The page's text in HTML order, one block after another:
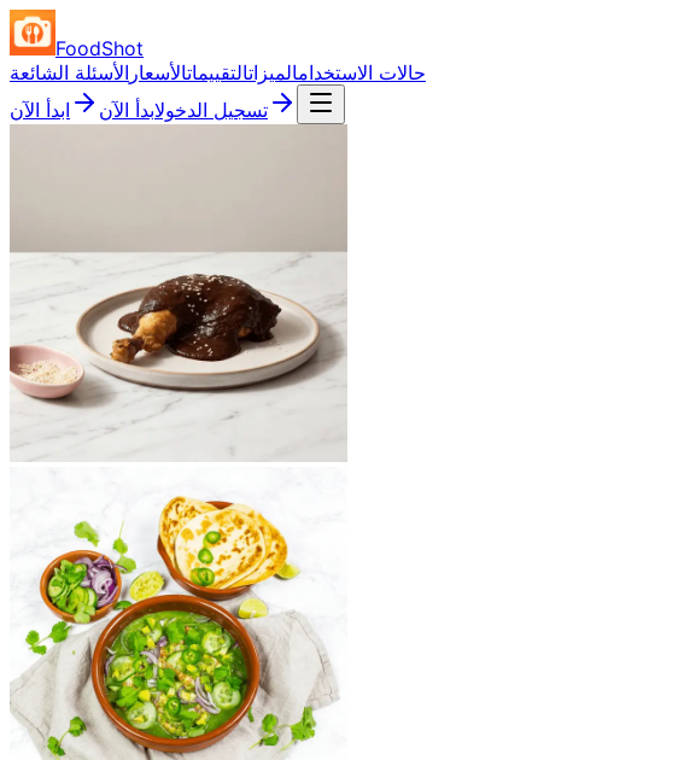
FoodShot
حالات الاستخدامالميزاتالتقييماتالأسعار الأسئلة الشائعة
تسجيل الدخولابدأ الآن ابدأ الآن